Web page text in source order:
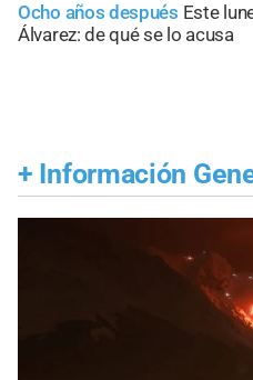
Ocho años después Este
Álvarez: de qué se lo acusa
+ Información